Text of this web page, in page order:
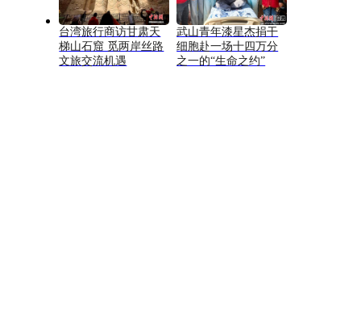
台湾旅行商访甘肃天
梯山石窟 觅两岸丝路
文旅交流机遇
武山青年漆星杰捐干
细胞赴一场十四万分
之一的“生命之约”